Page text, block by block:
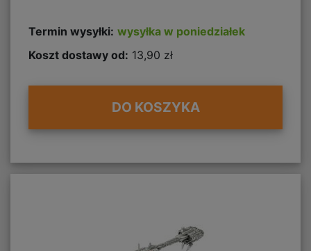
Termin wysyłki: wysyłka w poniedziałek
Koszt dostawy od: 13,90 zł
DO KOSZYKA